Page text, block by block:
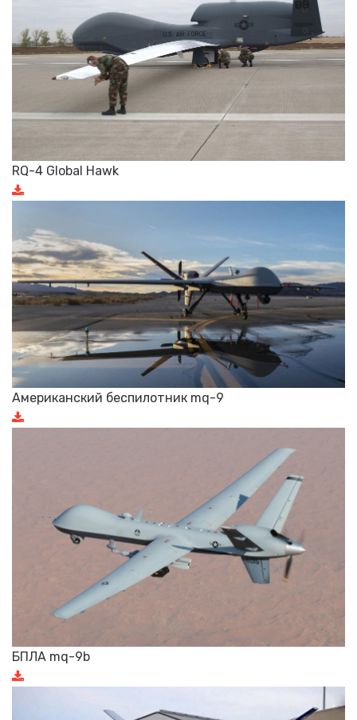
RQ-4 Global Hawk
Американский беспилотник mq-9
БПЛА mq-9b